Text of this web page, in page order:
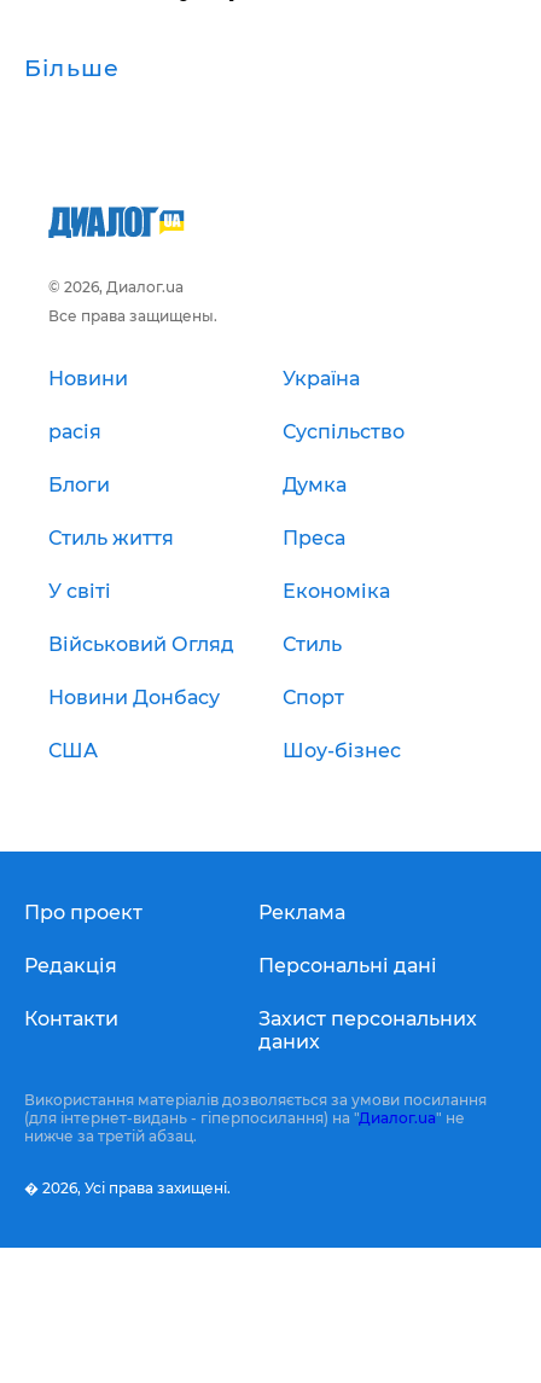
Більше
© 2026, Диалог.ua
Все права защищены.
Новини Україна
расія Суспільство
Блоги Думка
Стиль життя Преса
У світі Економіка
Військовий Огляд Стиль
Новини Донбасу Спорт
США Шоу-бізнес
Про проект
Редакція
Контакти
Реклама
Персональні дані
Захист персональних
даних
Використання матеріалів дозволяється за умови посилання
(для інтернет-видань - гіперпосилання) на "Диалог.ua" не
нижче за третій абзац.
� 2026, Усі права захищені.